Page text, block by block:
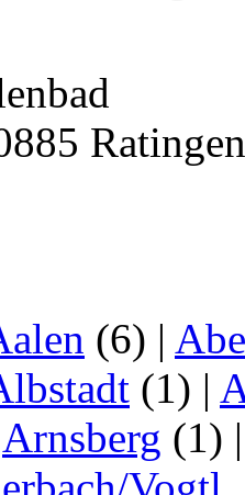
Ratingen
(6) |
(1) |
Arnsberg (1)